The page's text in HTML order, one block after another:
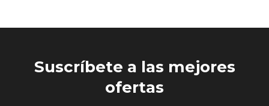
Suscríbete a las mejores
ofertas